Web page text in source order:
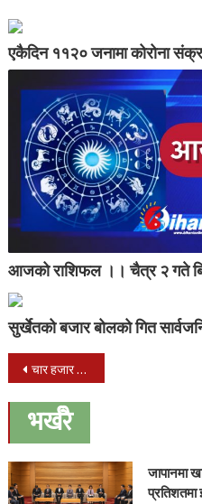
एकैदिन ११२० जनामा कोरोना
आजको राशिफल ।। चैत्र २ गते
सुर्खेतको बजार बोलको गित
Post
navigation
चार हजार अबैध चल्ला सहित दुई जना प्रकाउ
भर्खरै
जापानमा
प्रतिशतमा